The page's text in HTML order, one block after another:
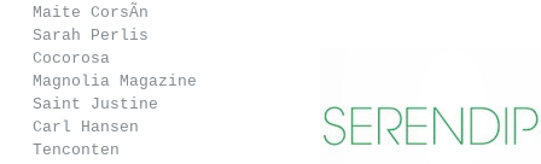
Maite CorsÃ­n
Sarah Perlis
Cocorosa
Magnolia Magazine
Saint Justine
Carl Hansen
Tenconten
Snedkerstudio Casilda Y Jimena